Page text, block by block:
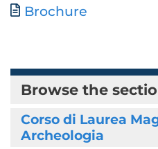
Document
Brochure
Browse the
Corso di Laurea
Archeologia